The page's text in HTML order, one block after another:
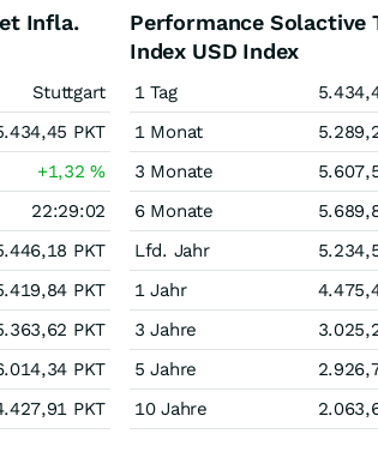
Infla.
Stuttgart
PKT
+1,32%
22:29:02
PKT
PKT
PKT
PKT
PKT
Performance Solactive
Index USD Index
1 Tag
1 Monat
3 Monate
6 Monate
Lfd. Jahr
1 Jahr
3 Jahre
5 Jahre
10 Jahre